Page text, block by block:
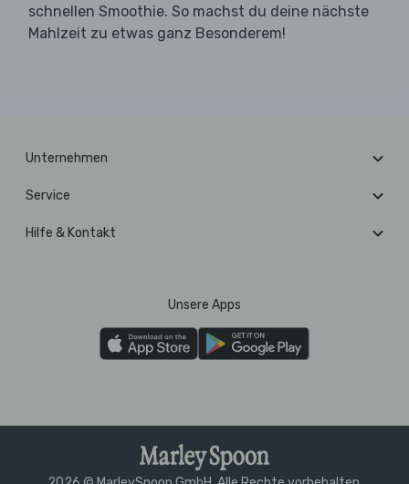
schnellen Smoothie. So machst du deine nächste
Mahlzeit zu etwas ganz Besonderem!
Unternehmen
Service
Hilfe & Kontakt
Unsere Apps